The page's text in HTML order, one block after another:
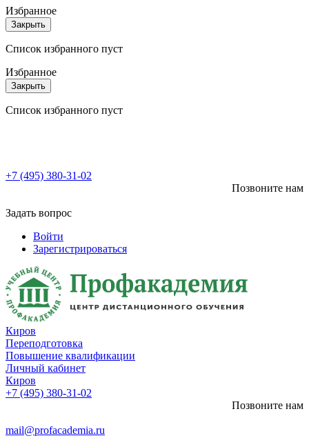
Избранное
Закрыть
Список избранного пуст
Избранное
Закрыть
Список избранного пуст
+7 (495) 380-31-02
Позвоните нам
Задать вопрос
Войти
Зарегистрироваться
Киров
Переподготовка
Повышение квалификации
Личный кабинет
Киров
+7 (495) 380-31-02
Позвоните нам
mail@profacademia.ru